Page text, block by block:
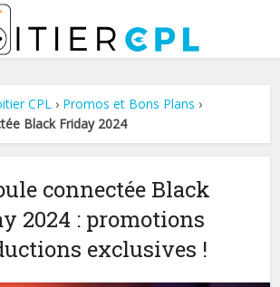
CPL › Promos et Bons Plans ›
Black Friday 2024
connectée Black
2024 : promotions
exclusives !